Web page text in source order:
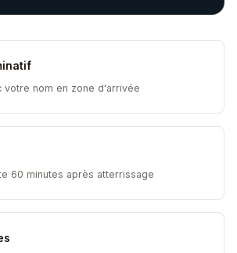
votre nom en zone d'arrivée
60 minutes après atterrissage